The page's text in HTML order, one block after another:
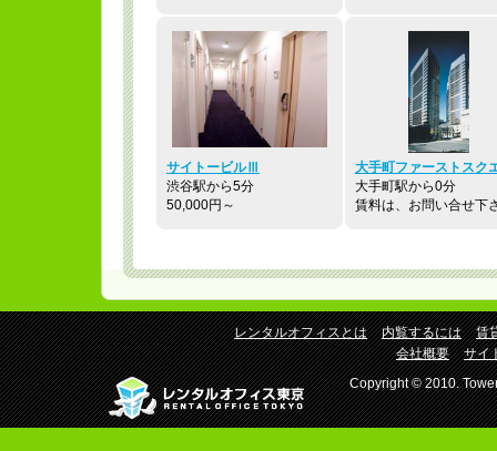
サイトービルⅢ
渋谷駅から5分
50,000円～
大手町ファーストスク
大手町駅から0分
賃料は、お問い合せ下
レンタルオフィスとは 内覧するには
賃
会社概要
サイ
Copyright © 2010.